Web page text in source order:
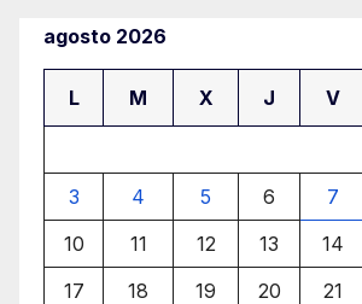
agosto 2026
L M X J V
3
4 5 6 7
10
11 12 13 14
17
18 19 20 21